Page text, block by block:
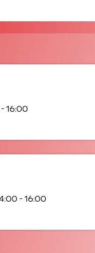
16:00
- 16:00